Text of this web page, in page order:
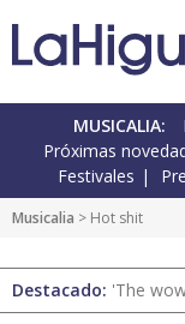
MUSICALIA:
Próximas
Festivales
Musicalia > Hot shit
Destacado: 'The